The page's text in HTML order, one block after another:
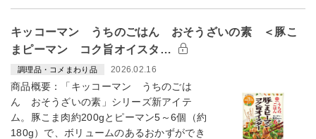
キッコーマン うちのごはん おそうざいの素 ＜豚こ
まピーマン コク旨オイスタ…
調理品・コメまわり品 2026.02.16
商品概要：「キッコーマン うちのごは
ん おそうざいの素」シリーズ新アイテ
ム。豚こま肉約200gとピーマン5～6個（約
180g）で、ボリュームのあるおかずができ